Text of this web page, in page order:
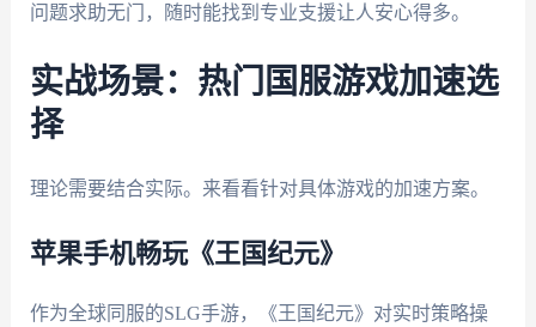
问题求助无门，随时能找到专业支援让人安心得多。
实战场景：热门国服游戏加速选
择
理论需要结合实际。来看看针对具体游戏的加速方案。
苹果手机畅玩《王国纪元》
作为全球同服的SLG手游，《王国纪元》对实时策略操